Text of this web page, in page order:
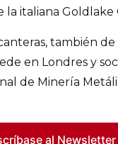
la italiana Goldlake
también
en Londres y
de Minería
al